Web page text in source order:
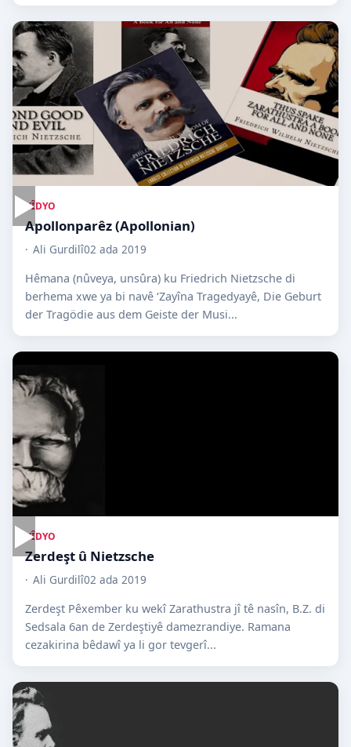
▶VÎDYO
Apollonparêz (Apollonian)
Ali Gurdilî02 ada 2019
Hêmana (nûveya, unsûra) ku Friedrich Nietzsche di
berhema xwe ya bi navê ‘Zayîna Tragedyayê, Die Geburt
der Tragödie aus dem Geiste der Musi...
▶VÎDYO
Zerdeşt û Nietzsche
Ali Gurdilî02 ada 2019
Zerdeşt Pêxember ku wekî Zarathustra jî tê nasîn, B.Z. di
Sedsala 6an de Zerdeştiyê damezrandiye. Ramana
cezakirina bêdawî ya li gor tevgerî...